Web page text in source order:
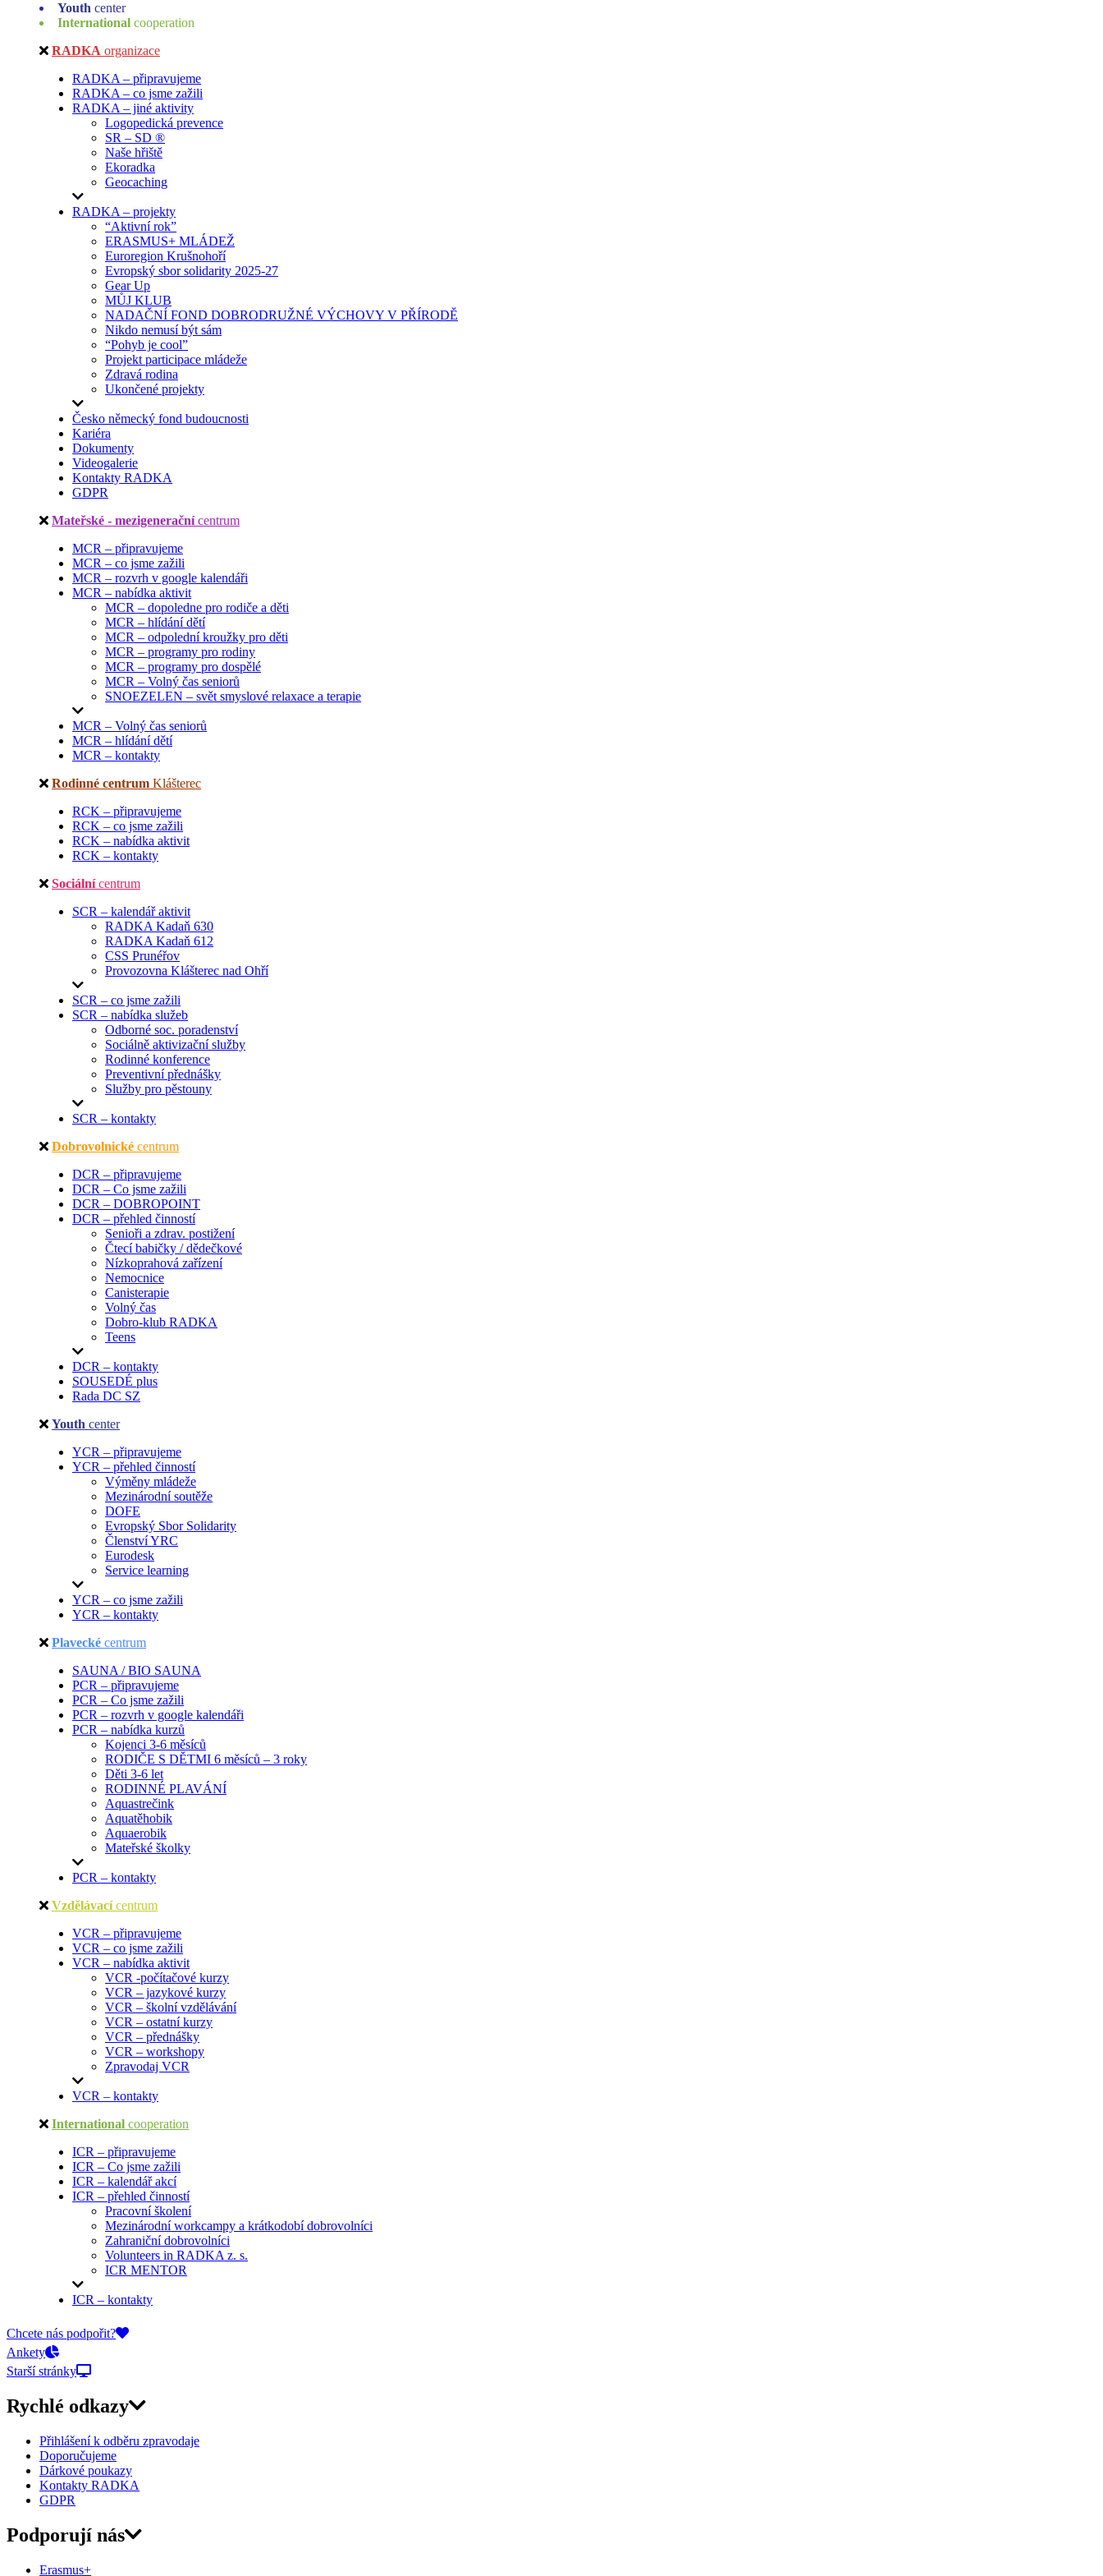
Youth center
International cooperation
RADKA organizace
RADKA – připravujeme
RADKA – co jsme zažili
RADKA – jiné aktivity
Logopedická prevence
SR – SD ®
Naše hřiště
Ekoradka
Geocaching
RADKA – projekty
“Aktivní rok”
ERASMUS+ MLÁDEŽ
Euroregion Krušnohoří
Evropský sbor solidarity 2025-27
Gear Up
MŮJ KLUB
NADAČNÍ FOND DOBRODRUŽNÉ VÝCHOVY V PŘÍRODĚ
Nikdo nemusí být sám
“Pohyb je cool”
Projekt participace mládeže
Zdravá rodina
Ukončené projekty
Česko německý fond budoucnosti
Kariéra
Dokumenty
Videogalerie
Kontakty RADKA
GDPR
Mateřské - mezigenerační centrum
MCR – připravujeme
MCR – co jsme zažili
MCR – rozvrh v google kalendáři
MCR – nabídka aktivit
MCR – dopoledne pro rodiče a děti
MCR – hlídání dětí
MCR – odpolední kroužky pro děti
MCR – programy pro rodiny
MCR – programy pro dospělé
MCR – Volný čas seniorů
SNOEZELEN – svět smyslové relaxace a terapie
MCR – Volný čas seniorů
MCR – hlídání dětí
MCR – kontakty
Rodinné centrum Klášterec
RCK – připravujeme
RCK – co jsme zažili
RCK – nabídka aktivit
RCK – kontakty
Sociální centrum
SCR – kalendář aktivit
RADKA Kadaň 630
RADKA Kadaň 612
CSS Prunéřov
Provozovna Klášterec nad Ohří
SCR – co jsme zažili
SCR – nabídka služeb
Odborné soc. poradenství
Sociálně aktivizační služby
Rodinné konference
Preventivní přednášky
Služby pro pěstouny
SCR – kontakty
Dobrovolnické centrum
DCR – připravujeme
DCR – Co jsme zažili
DCR – DOBROPOINT
DCR – přehled činností
Senioři a zdrav. postižení
Čtecí babičky / dědečkové
Nízkoprahová zařízení
Nemocnice
Canisterapie
Volný čas
Dobro-klub RADKA
Teens
DCR – kontakty
SOUSEDÉ plus
Rada DC SZ
Youth center
YCR – připravujeme
YCR – přehled činností
Výměny mládeže
Mezinárodní soutěže
DOFE
Evropský Sbor Solidarity
Členství YRC
Eurodesk
Service learning
YCR – co jsme zažili
YCR – kontakty
Plavecké centrum
SAUNA / BIO SAUNA
PCR – připravujeme
PCR – Co jsme zažili
PCR – rozvrh v google kalendáři
PCR – nabídka kurzů
Kojenci 3-6 měsíců
RODIČE S DĚTMI 6 měsíců – 3 roky
Děti 3-6 let
RODINNÉ PLAVÁNÍ
Aquastrečink
Aquatěhobik
Aquaerobik
Mateřské školky
PCR – kontakty
Vzdělávací centrum
VCR – připravujeme
VCR – co jsme zažili
VCR – nabídka aktivit
VCR -počítačové kurzy
VCR – jazykové kurzy
VCR – školní vzdělávání
VCR – ostatní kurzy
VCR – přednášky
VCR – workshopy
Zpravodaj VCR
VCR – kontakty
International cooperation
ICR – připravujeme
ICR – Co jsme zažili
ICR – kalendář akcí
ICR – přehled činností
Pracovní školení
Mezinárodní workcampy a krátkodobí dobrovolníci
Zahraniční dobrovolníci
Volunteers in RADKA z. s.
ICR MENTOR
ICR – kontakty
On-line přihlášky
Chcete nás podpořit?
Ankety
Starší stránky
Rychlé odkazy
Přihlášení k odběru zpravodaje
Doporučujeme
Dárkové poukazy
Kontakty RADKA
GDPR
Podporují nás
Erasmus+